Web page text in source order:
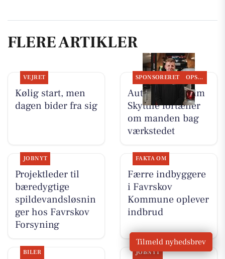
FLERE ARTIKLER
VEJRET
Kølig start, men
dagen bider fra sig
SPONSORERET OPSLAGSTAVLEN
Autotekniker Kim
Skytthe fortæller
om manden bag
værkstedet
JOBNYT
Projektleder til
bæredygtige
spildevandsløsnin
ger hos Favrskov
Forsyning
FAKTA OM
Færre indbyggere
i Favrskov
Kommune oplever
indbrud
BILER JOBNYT
Tilmeld nyhedsbrev